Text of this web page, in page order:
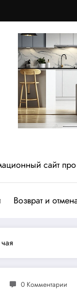
сайт
Возврат и
0 Комментарии